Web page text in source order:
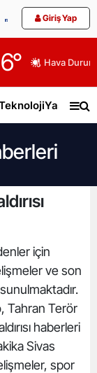
Giriş Yap
6° Hava
Yaşam
için
ve son
Tahran Terör
haberleri
Sivas
spor